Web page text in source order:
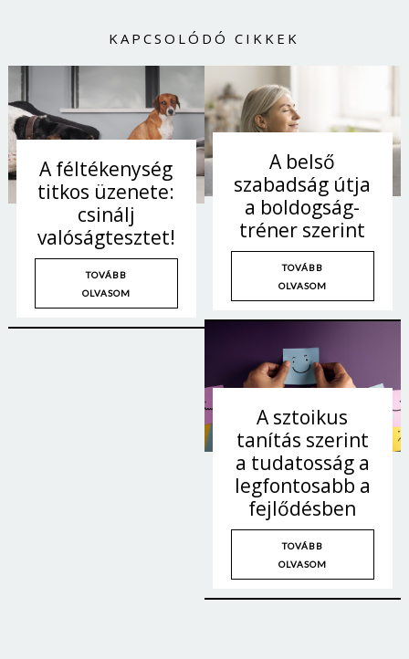
KAPCSOLÓDÓ CIKKEK
A féltékenység
titkos üzenete:
csinálj
valóságtesztet!
TOVÁBB
OLVASOM
A belső
szabadság útja
a boldogság-
tréner szerint
TOVÁBB
OLVASOM
A sztoikus
tanítás szerint
a tudatosság a
legfontosabb a
fejlődésben
TOVÁBB
OLVASOM